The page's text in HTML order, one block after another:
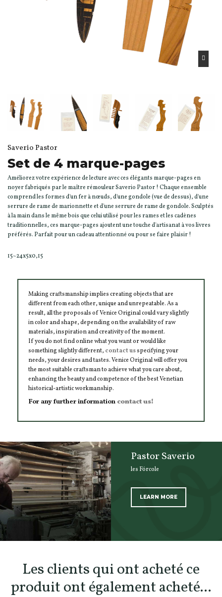
Saverio Pastor
Set de 4 marque-pages
Améliorez votre expérience de lecture avec ces élégants marque-pages en
noyer fabriqués par le maître rémouleur Saverio Pastor ! Chaque ensemble
comprend les formes d'un fer à nœuds, d'une gondole (vue de dessus), d'une
serrure de rame de marionnette et d'une serrure de rame de gondole. Sculptés
à la main dans le même bois que celui utilisé pour les rames et les cadènes
traditionnelles, ces marque-pages ajoutent une touche d'artisanat à vos livres
préférés. Parfait pour un cadeau attentionné ou pour se faire plaisir !
15~24x5x0,15
Making craftsmanship implies creating objects that are
different from each other, unique and unrepeatable. As a
result, all the proposals of Venice Original could vary slightly
in color and shape, depending on the availability of raw
materials, inspiration and creativity of the moment.
If you do not find online what you want or would like
something slightly different, contact usspecifying your
needs, your desires and tastes. Venice Original will offer you
the most suitable craftsman to achieve what you care about,
enhancing the beauty and competence of the best Venetian
historical-artistic workmanship.
For any further information contact us!
Pastor Saverio
les Fórcole
LEARN MORE
Les clients qui ont acheté ce
produit ont également acheté...